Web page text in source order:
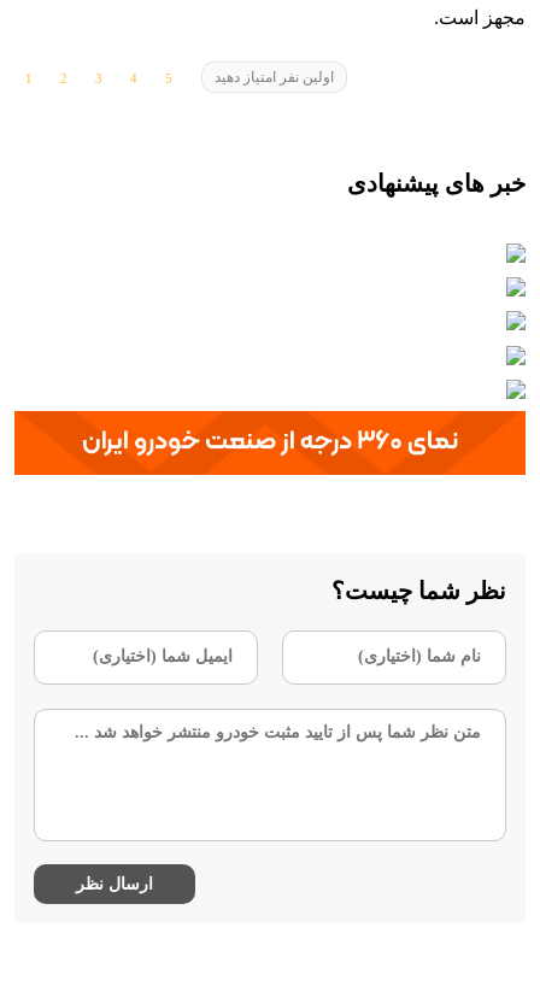
مجهز است.
اولین نفر امتیاز دهید
خبر های پیشنهادی
نظر شما چیست؟